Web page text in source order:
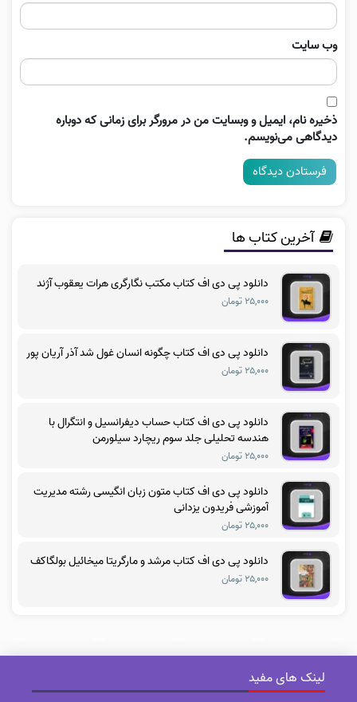
وب‌ سایت
ذخیره نام، ایمیل و وبسایت من در مرورگر برای زمانی که دوباره
دیدگاهی می‌نویسم.
آخرین کتاب ها
دانلود پی دی اف کتاب مکتب نگارگری هرات یعقوب آژند
۲۵,۰۰۰ تومان
دانلود پی دی اف کتاب چگونه انسان غول شد آذر آریان پور
۲۵,۰۰۰ تومان
دانلود پی دی اف کتاب حساب دیفرانسیل و انتگرال با
هندسه تحلیلی جلد سوم ریچارد سیلورمن
۲۵,۰۰۰ تومان
دانلود پی دی اف کتاب متون زبان انگیسی رشته مدیریت
آموزشی فریدون یزدانی
۲۵,۰۰۰ تومان
دانلود پی دی اف کتاب مرشد و مارگریتا میخائیل بولگاکف
۲۵,۰۰۰ تومان
لینک های مفید